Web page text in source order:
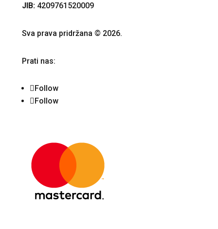
JIB:4209761520009
Sva prava pridržana © 2026.
Prati nas:
Follow
Follow